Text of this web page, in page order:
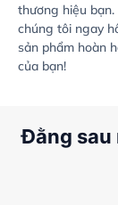
thương hiệu
chúng tôi ngay
sản phẩm hoàn
của bạn!
Đằng sau